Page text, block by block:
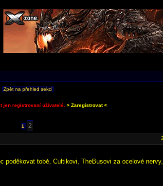
Zpět na přehled sekcí
jen registrovaní uživatelé. > Zaregistrovat <
1 2
poděkovat tobě, Cultikovi, TheBusovi za ocelové